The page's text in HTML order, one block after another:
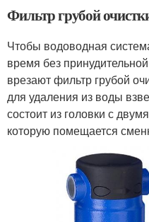
Фильтр грубой
Чтобы водоводная
время без
врезают фильтр грубой
для удаления из воды
состоит из головки с
которую помещается